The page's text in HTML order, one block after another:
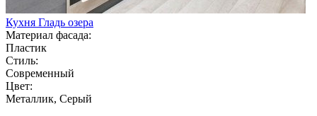
Кухня Гладь озера
Материал фасада:
Пластик
Стиль:
Современный
Цвет:
Металлик, Серый